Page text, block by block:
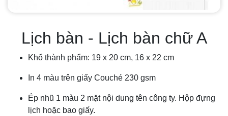
Lịch bàn - Lịch bàn chữ A
Khổ thành phẩm: 19 x 20 cm, 16 x 22 cm
In 4 màu trên giấy Couché 230 gsm
Ép nhũ 1 màu 2 mặt nội dung tên công ty. Hộp đựng
lịch hoặc bao giấy.